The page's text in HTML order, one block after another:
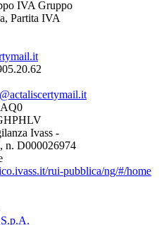
IVA Gruppo
Partita IVA
Ivass -
n. D000026974
rui-pubblica/ng/#/home